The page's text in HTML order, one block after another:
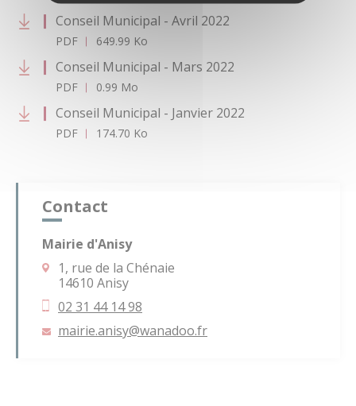
Conseil Municipal - Avril 2022
PDF 649.99 Ko
Conseil Municipal - Mars 2022
PDF 0.99 Mo
Conseil Municipal - Janvier 2022
PDF 174.70 Ko
Contact
Mairie d'Anisy
1, rue de la Chénaie
14610 Anisy
02 31 44 14 98
mairie.anisy@wanadoo.fr